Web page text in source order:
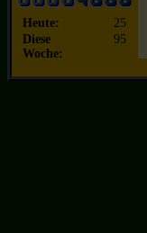
Heute:
25
Diese
Woche:
95